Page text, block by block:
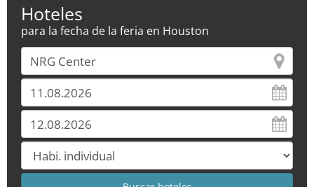
Hoteles
para la fecha de la feria en Houston